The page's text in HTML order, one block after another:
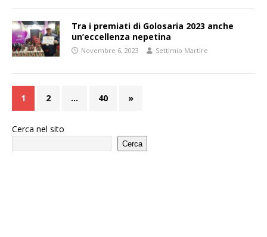
Tra i premiati di Golosaria 2023 anche
un’eccellenza nepetina
Novembre 6, 2023 Settimio Martire
1 2 … 40 »
Cerca nel sito
Cerca